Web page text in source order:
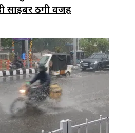
साइबर ठगी वजह